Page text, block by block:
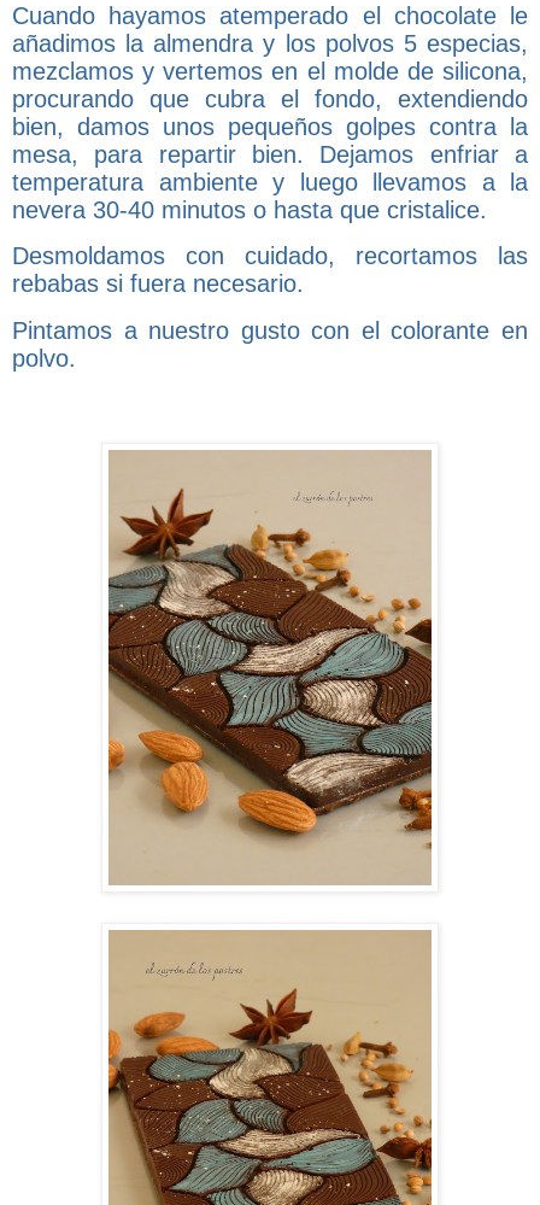
Cuando hayamos atemperado el chocolate le
añadimos la almendra y los polvos 5 especias,
mezclamos y vertemos en el molde de silicona,
procurando que cubra el fondo, extendiendo
bien, damos unos pequeños golpes contra la
mesa, para repartir bien. Dejamos enfriar a
temperatura ambiente y luego llevamos a la
nevera 30-40 minutos o hasta que cristalice.
Desmoldamos con cuidado, recortamos las
rebabas si fuera necesario.
Pintamos a nuestro gusto con el colorante en
polvo.